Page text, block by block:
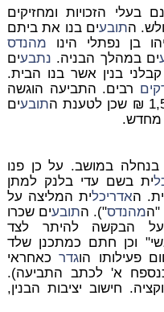
בעלי הזכויות ומחזיקים
תובעים בנו את ביתם
מהנדס
ים במהלך הבניה. נתבעים
קבלני בנין אשר בנו הבית.
רבים. התביעה הוגשה
תובעים
מחדש.
בנחלה במושב. על כן פנו
ית בשם עדי בלנק למתן
האדריכלית המליצה על
"המהנדס"). התובעים שכרו
הבקשה להיתר לצד
וכן חתם כמתכנן שלד
פעילותו הוגדרכאחראי
א' לכתב התביעה).
חישוב יציבות הבנין,